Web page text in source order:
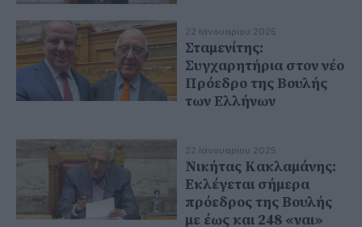
22 Ιανουαρίου 2025
Σταμενίτης:
Συγχαρητήρια στον νέο
Πρόεδρο της Βουλής
των Ελλήνων
22 Ιανουαρίου 2025
Νικήτας Κακλαμάνης:
Εκλέγεται σήμερα
πρόεδρος της Βουλής
με έως και 248 «ναι»